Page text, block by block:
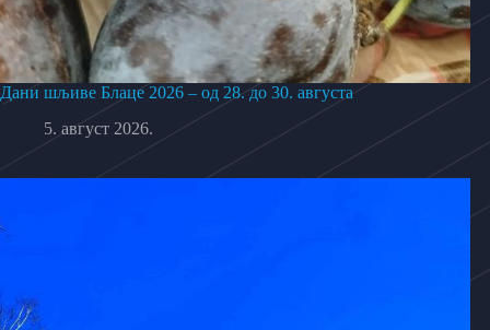
Дани шљиве Блаце 2026 – од 28. до 30. августа
5. август 2026.